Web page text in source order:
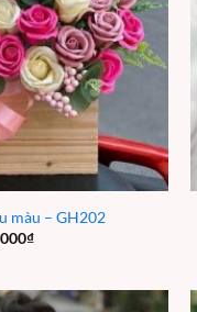
màu – GH202
₫